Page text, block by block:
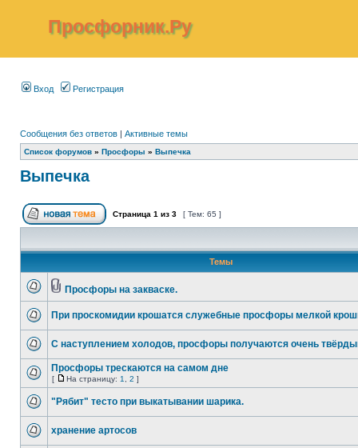
Просфорник.Ру
Вход Регистрация
Сообщения без ответов | Активные темы
Список форумов » Просфоры » Выпечка
Выпечка
Страница 1 из 3 [ Тем: 65 ]
Темы
Просфоры на закваске.
При проскомидии крошатся служебные просфоры мелкой
С наступлением холодов, просфоры получаются очень
Просфоры трескаются на самом дне
[ На страницу: 1 2 ]
"Рябит" тесто при выкатывании шарика.
хранение артосов